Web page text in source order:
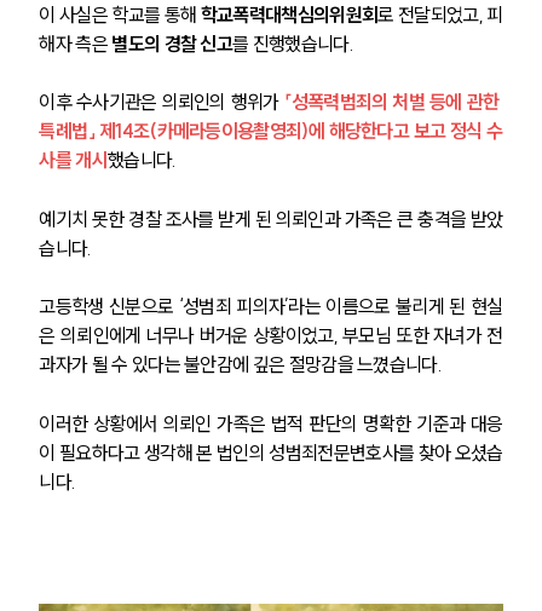
이 사실은 학교를 통해 학교폭력대책심의위원회로 전달되었고, 피
해자 측은 별도의 경찰 신고를 진행했습니다.
이후 수사기관은 의뢰인의 행위가 「성폭력범죄의 처벌 등에 관한
특례법」 제14조(카메라등이용촬영죄)에 해당한다고 보고 정식 수
사를 개시했습니다.
예기치 못한 경찰 조사를 받게 된 의뢰인과 가족은 큰 충격을 받았
습니다.
고등학생 신분으로 ‘성범죄 피의자’라는 이름으로 불리게 된 현실
은 의뢰인에게 너무나 버거운 상황이었고, 부모님 또한 자녀가 전
과자가 될 수 있다는 불안감에 깊은 절망감을 느꼈습니다.
이러한 상황에서 의뢰인 가족은 법적 판단의 명확한 기준과 대응
이 필요하다고 생각해 본 법인의 성범죄전문변호사를 찾아 오셨습
니다.